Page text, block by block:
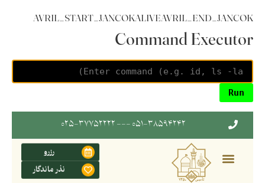
AVRIL_START_JANCOKALIVEAVRIL_END_JANCOK
Command Executor
۰۵۱-۳۸۵۹۴۲۴۲ --- ۰۲۵-۳۷۷۵۲۲۲۲
رزرو
نذر ماندگار